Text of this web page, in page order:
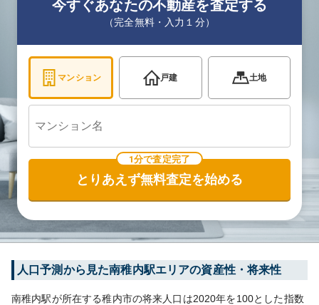
今すぐあなたの不動産を査定する
（完全無料・入力１分）
マンション 戸建 土地
1分で査定完了
とりあえず無料査定を始める
人口予測から見た南稚内駅エリアの資産性・将来性
南稚内駅が所在する稚内市の将来人口は2020年を100とした指数